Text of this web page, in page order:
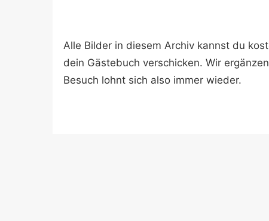
Alle Bilder in diesem Archiv kannst du
dein Gästebuch verschicken. Wir
Besuch lohnt sich also immer wieder.